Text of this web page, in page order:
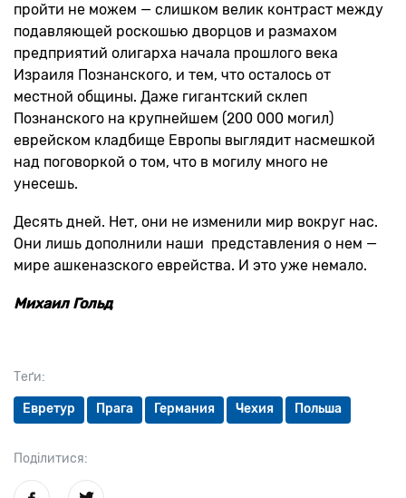
Теґи:
Евретур Прага Германия Чехия Польша
Поділитися:
пройти не можем — слишком велик контраст между
подавляющей роскошью дворцов и размахом
предприятий олигарха начала прошлого века
Израиля Познанского, и тем, что осталось от
местной общины. Даже гигантский склеп
Познанского на крупнейшем (200 000 могил)
еврейском кладбище Европы выглядит насмешкой
над поговоркой о том, что в могилу много не
унесешь.
Десять дней. Нет, они не изменили мир вокруг нас.
Они лишь дополнили наши представления о нем —
мире ашкеназского еврейства. И это уже немало.
Михаил Гольд